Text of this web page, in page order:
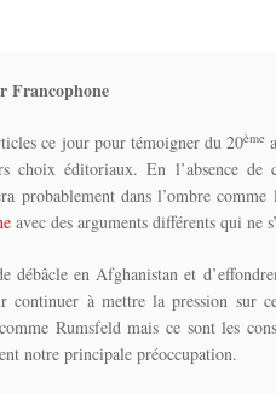
Francophone
ce jour pour témoigner du 20ème
choix éditoriaux. En l’absence
probablement dans l’ombre
avec des arguments différents qui ne
débâcle en Afghanistan et
continuer à mettre la pression sur
Rumsfeld mais ce sont les
notre principale préoccupation.